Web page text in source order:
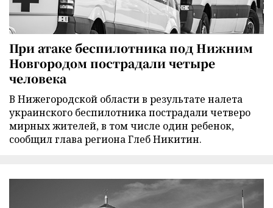
При атаке беспилотника под Нижним
Новгородом пострадали четыре
человека
В Нижегородской области в результате налета
украинского беспилотника пострадали четверо
мирных жителей, в том числе один ребенок,
сообщил глава региона Глеб Никитин.